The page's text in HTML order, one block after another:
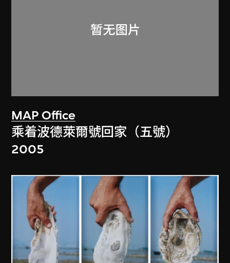
MAP Office
乘着波德萊爾號回家（五號）
2005